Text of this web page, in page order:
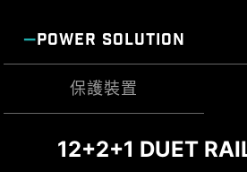
POWER SOLUTION
保護裝置
12+2+1 DUET
DDR5 記憶體承
瞬態電壓抑制器